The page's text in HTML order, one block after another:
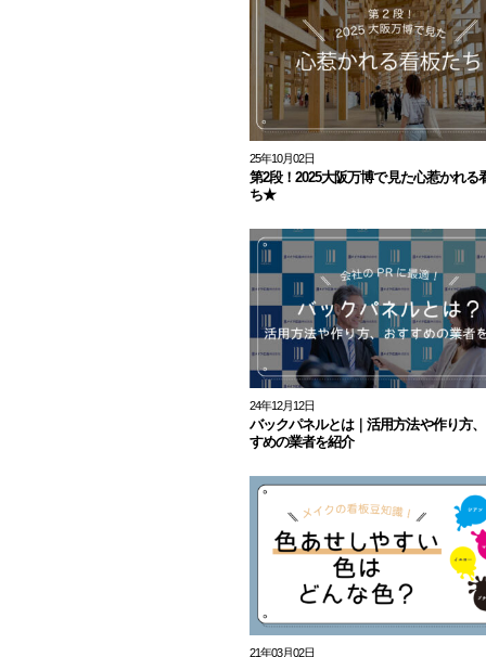
25年10月02日
第2段！2025大阪万博で見た心惹かれる
ち★
24年12月12日
バックパネルとは｜活用方法や作り方
すめの業者を紹介
21年03月02日